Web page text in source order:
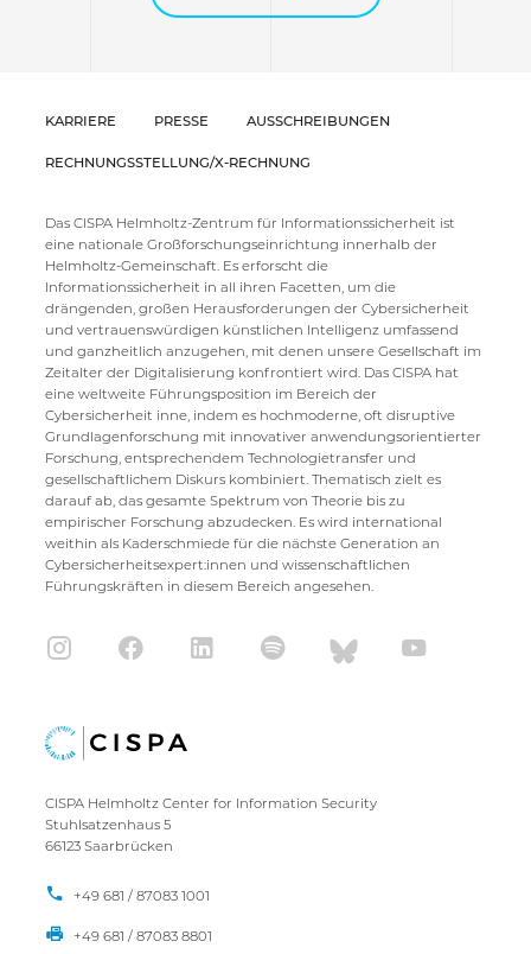
KARRIERE PRESSE AUSSCHREIBUNGEN
RECHNUNGSSTELLUNG/X-RECHNUNG
Das CISPA Helmholtz-Zentrum für Informationssicherheit ist
eine nationale Großforschungseinrichtung innerhalb der
Helmholtz-Gemeinschaft. Es erforscht die
Informationssicherheit in all ihren Facetten, um die
drängenden, großen Herausforderungen der Cybersicherheit
und vertrauenswürdigen künstlichen Intelligenz umfassend
und ganzheitlich anzugehen, mit denen unsere Gesellschaft im
Zeitalter der Digitalisierung konfrontiert wird. Das CISPA hat
eine weltweite Führungsposition im Bereich der
Cybersicherheit inne, indem es hochmoderne, oft disruptive
Grundlagenforschung mit innovativer anwendungsorientierter
Forschung, entsprechendem Technologietransfer und
gesellschaftlichem Diskurs kombiniert. Thematisch zielt es
darauf ab, das gesamte Spektrum von Theorie bis zu
empirischer Forschung abzudecken. Es wird international
weithin als Kaderschmiede für die nächste Generation an
Cybersicherheitsexpert:innen und wissenschaftlichen
Führungskräften in diesem Bereich angesehen.
CISPA Helmholtz Center for Information Security
Stuhlsatzenhaus 5
66123 Saarbrücken
+49 681 / 87083 1001
+49 681 / 87083 8801